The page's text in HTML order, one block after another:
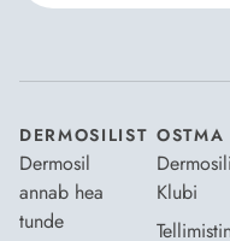
DERMOSILIST
Dermosil
annab hea
tunde
OSTMA
Dermosili
Klubi